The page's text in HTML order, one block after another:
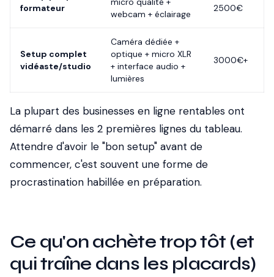
formateur
webcam + éclairage
2500€
Setup complet
vidéaste/studio
Caméra dédiée +
optique + micro XLR
+ interface audio +
lumières
3000€+
La plupart des businesses en ligne rentables ont
démarré dans les 2 premières lignes du tableau.
Attendre d'avoir le "bon setup" avant de
commencer, c'est souvent une forme de
procrastination habillée en préparation.
Ce qu'on achète trop tôt (et
qui traîne dans les placards)